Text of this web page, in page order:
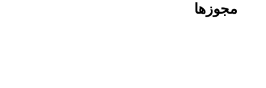
مجوزها